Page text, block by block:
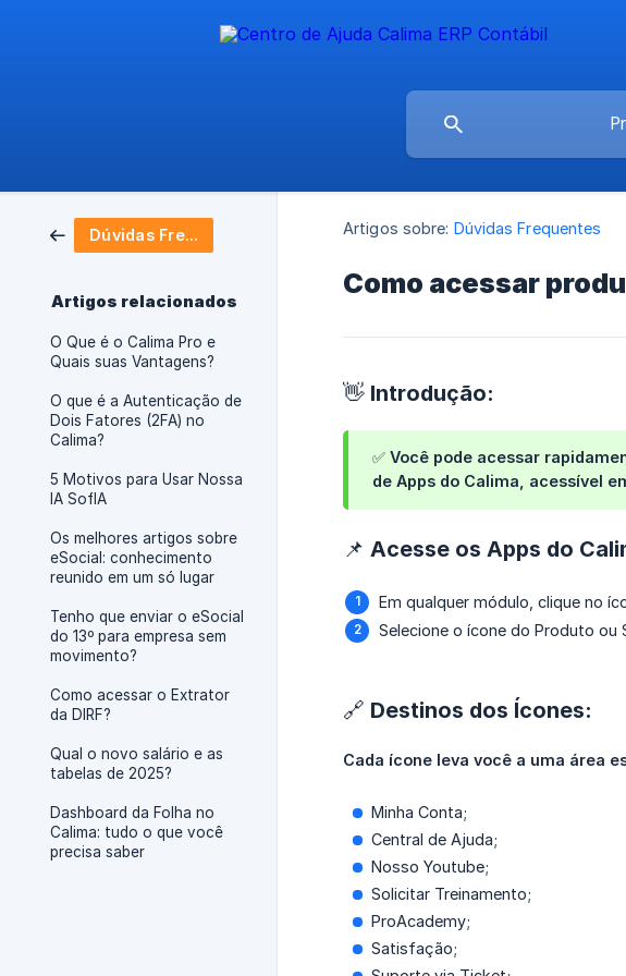
Dúvidas Frequentes
Artigos relacionados
O Que é o Calima Pro e
Quais suas Vantagens?
O que é a Autenticação de
Dois Fatores (2FA) no
Calima?
5 Motivos para Usar Nossa
IA SofIA
Os melhores artigos sobre
eSocial: conhecimento
reunido em um só lugar
Tenho que enviar o eSocial
do 13º para empresa sem
movimento?
Como acessar o Extrator
da DIRF?
Qual o novo salário e as
tabelas de 2025?
Dashboard da Folha no
Calima: tudo o que você
precisa saber
Artigos sobre: Dúvidas Frequentes
Como acessar
👋 Introdução:
✅ Você pode acessar
de Apps do Calima , acessível
📌 Acesse os Apps do
Em qualquer módulo, clique no
Selecione o ícone do Produto ou
🔗 Destinos dos Ícones:
Cada ícone leva você a uma área
Minha Conta;
Central de Ajuda;
Nosso Youtube;
Solicitar Treinamento;
ProAcademy;
Satisfação;